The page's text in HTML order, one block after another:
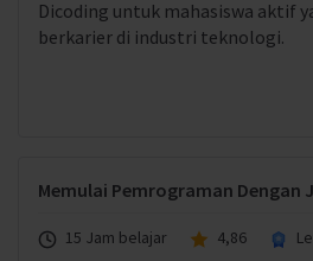
Dicoding untuk mahasiswa aktif
berkarier di industri teknologi.
Memulai Pemrograman Dengan
15 Jam belajar 4,86